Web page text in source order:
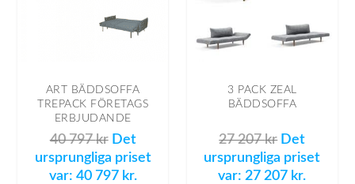
ART BÄDDSOFFA
TREPACK FÖRETAGS
ERBJUDANDE
40 797kr Det
ursprungliga priset
var: 40 797 kr.
3 PACK ZEAL
BÄDDSOFFA
27 207kr Det
ursprungliga priset
var: 27 207 kr.